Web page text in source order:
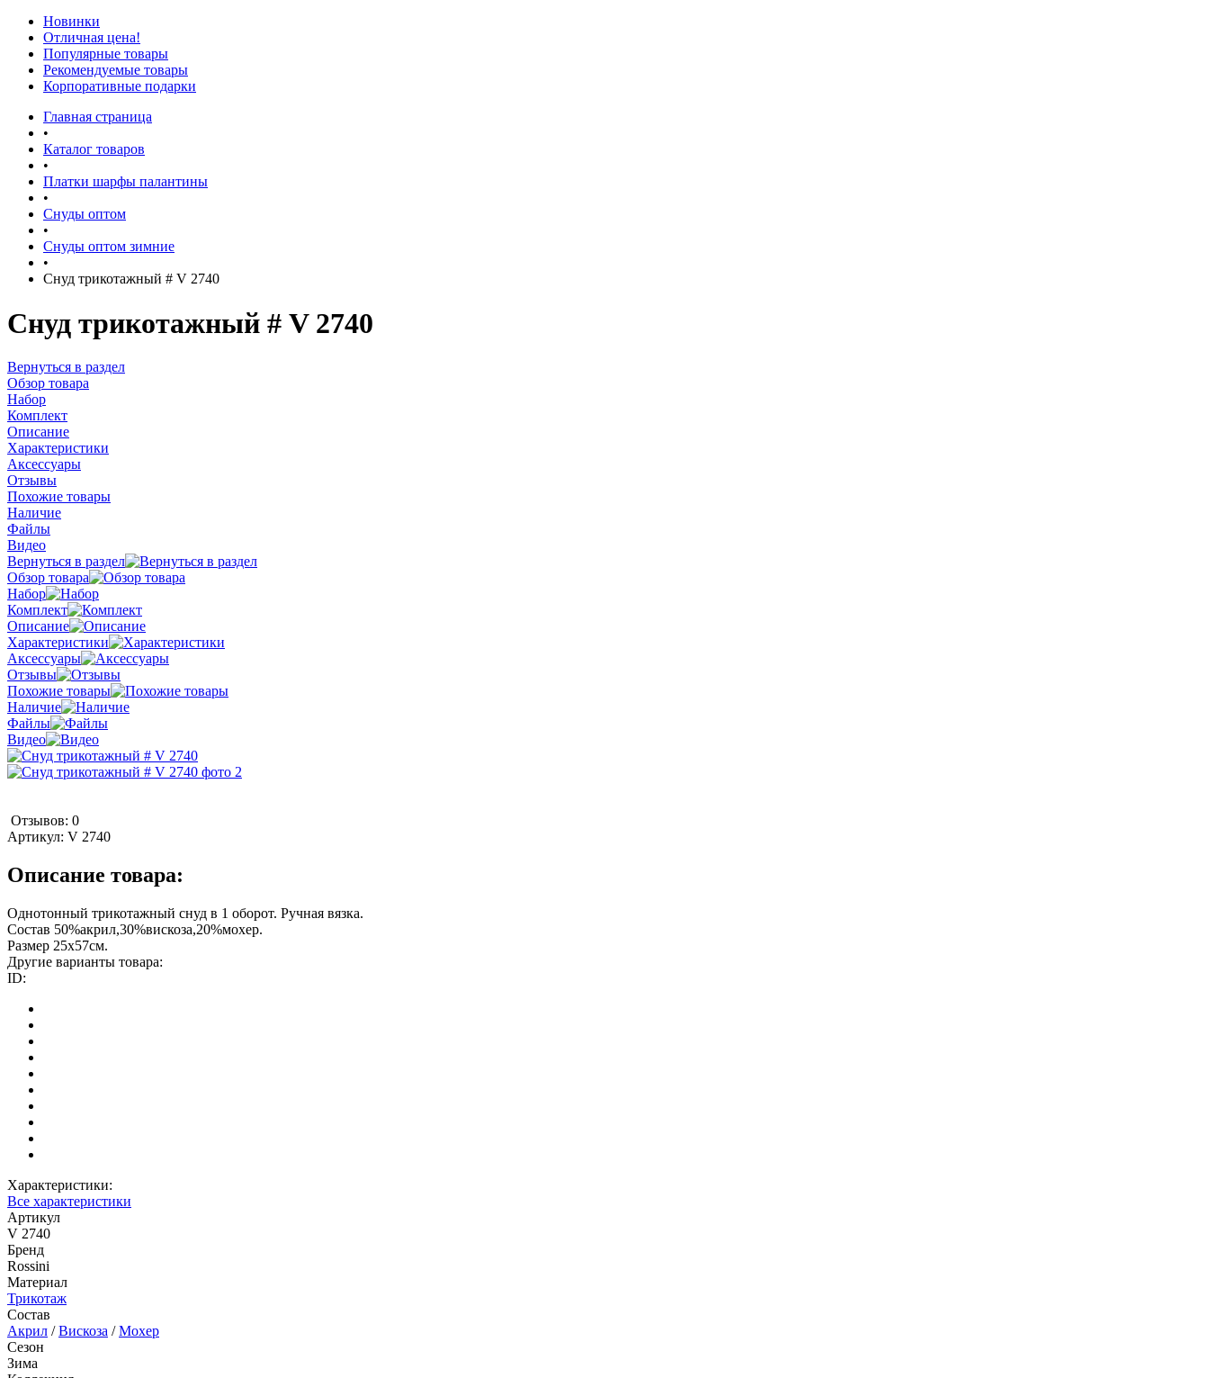
Новинки
Отличная цена!
Популярные товары
Рекомендуемые товары
Корпоративные подарки
Главная страница
•
Каталог товаров
•
Платки шарфы палантины
•
Снуды оптом
•
Снуды оптом зимние
•
Снуд трикотажный # V 2740
Снуд трикотажный # V 2740
Вернуться в раздел
Обзор товара
Набор
Комплект
Описание
Характеристики
Аксессуары
Отзывы
Похожие товары
Наличие
Файлы
Видео
Вернуться в раздел
Обзор товара
Набор
Комплект
Описание
Характеристики
Аксессуары
Отзывы
Похожие товары
Наличие
Файлы
Видео
Отзывов: 0
Артикул: V 2740
Описание товара:
Однотонный трикотажный снуд в 1 оборот. Ручная вязка.
Состав 50%акрил,30%вискоза,20%мохер.
Размер 25х57см.
Другие варианты товара:
ID:
Характеристики:
Все характеристики
Артикул
V 2740
Бренд
Rossini
Материал
Трикотаж
Состав
Акрил /Вискоза /Мохер
Сезон
Зима